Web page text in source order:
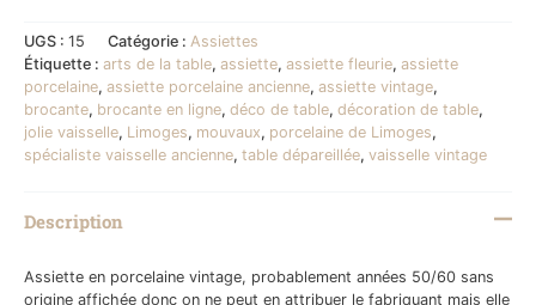
UGS : 15 Catégorie : Assiettes
Étiquette : arts de la table, assiette, assiette fleurie, assiette
porcelaine, assiette porcelaine ancienne, assiette vintage,
brocante, brocante en ligne, déco de table, décoration de table,
jolie vaisselle, Limoges, mouvaux, porcelaine de Limoges,
spécialiste vaisselle ancienne, table dépareillée, vaisselle vintage
Description
Assiette en porcelaine vintage, probablement années 50/60 sans
origine affichée donc on ne peut en attribuer le fabriquant mais elle